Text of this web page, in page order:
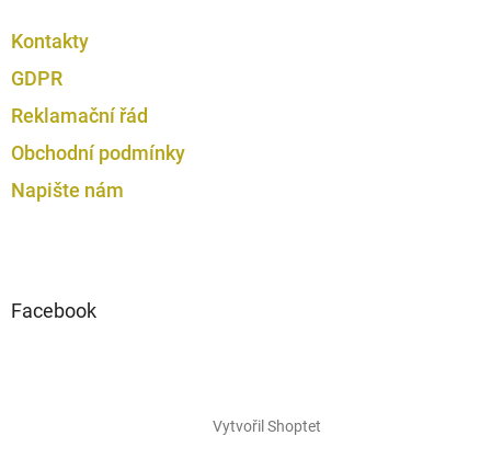
Kontakty
GDPR
Reklamační řád
Obchodní podmínky
Napište nám
Facebook
Vytvořil Shoptet